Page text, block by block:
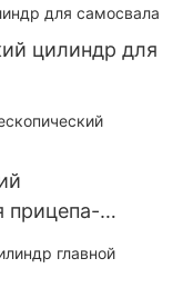
цилиндр для
прицепа-